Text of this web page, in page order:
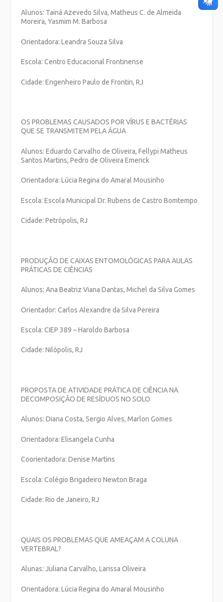
Alunos: Tainá Azevedo Silva, Matheus C. de Almeida
Moreira, Yasmim M. Barbosa
Orientadora: Leandra Souza Silva
Escola: Centro Educacional Frontinense
Cidade: Engenheiro Paulo de Frontin, RJ
OS PROBLEMAS CAUSADOS POR VÍRUS E BACTÉRIAS
QUE SE TRANSMITEM PELA ÁGUA
Alunos: Eduardo Carvalho de Oliveira, Fellypi Matheus
Santos Martins, Pedro de Oliveira Emerick
Orientadora: Lúcia Regina do Amaral Mousinho
Escola: Escola Municipal Dr. Rubens de Castro Bomtempo
Cidade: Petrópolis, RJ
PRODUÇÃO DE CAIXAS ENTOMOLÓGICAS PARA AULAS
PRÁTICAS DE CIÊNCIAS
Alunos: Ana Beatriz Viana Dantas, Michel da Silva Gomes
Orientador: Carlos Alexandre da Silva Pereira
Escola: CIEP 389 – Haroldo Barbosa
Cidade: Nilópolis, RJ
PROPOSTA DE ATIVIDADE PRÁTICA DE CIÊNCIA NA
DECOMPOSIÇÃO DE RESÍDUOS NO SOLO
Alunos: Diana Costa, Sergio Alves, Marlon Gomes
Orientadora: Elisangela Cunha
Coorientadora: Denise Martins
Escola: Colégio Brigadeiro Newton Braga
Cidade: Rio de Janeiro, RJ
QUAIS OS PROBLEMAS QUE AMEAÇAM A COLUNA
VERTEBRAL?
Alunas: Juliana Carvalho, Larissa Oliveira
Orientadora: Lúcia Regina do Amaral Mousinho